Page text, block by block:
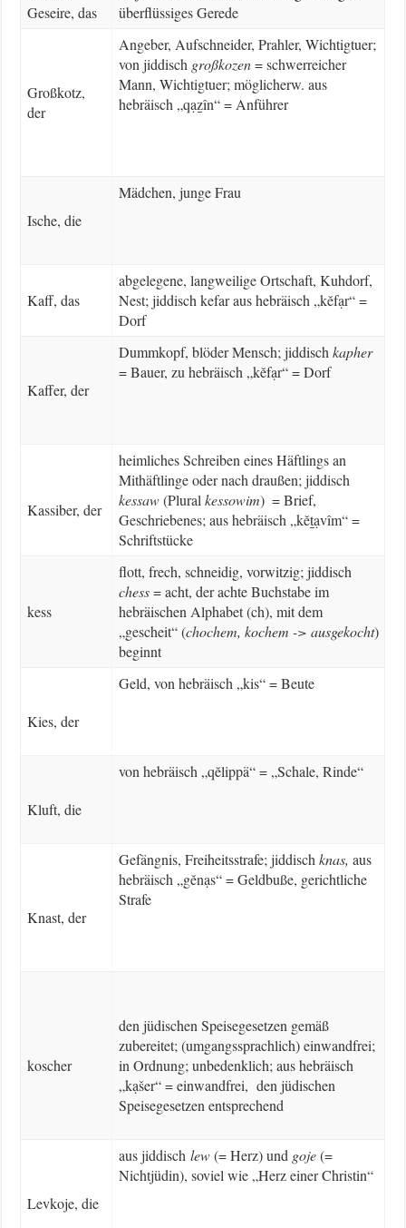
Geseire, das
überflüssiges Gerede
Großkotz,
der
Angeber, Aufschneider, Prahler, Wichtigtuer;
von jiddisch großkozen= schwerreicher
Mann, Wichtigtuer; möglicherw. aus
hebräisch „qạẕîn“ = Anführer
Ische, die
Mädchen, junge Frau
Kaff, das
abgelegene, langweilige Ortschaft, Kuhdorf,
Nest; jiddisch kefar aus hebräisch „kĕfạr“ =
Dorf
Kaffer, der
Dummkopf, blöder Mensch; jiddischkapher
= Bauer, zu hebräisch „kĕfạr“ = Dorf
Kassiber, der
heimliches Schreiben eines Häftlings an
Mithäftlinge oder nach draußen; jiddisch
kessaw(Pluralkessowim) = Brief,
Geschriebenes; aus hebräisch „kĕṯạvîm“ =
Schriftstücke
kess
flott, frech, schneidig, vorwitzig; jiddisch
chess= acht, der achte Buchstabe im
hebräischen Alphabet (ch), mit dem
„gescheit“ (chochem, kochem -> ausgekocht)
beginnt
Kies, der
Geld, von hebräisch „kis“ = Beute
Kluft, die
von hebräisch „qĕlippä“ = „Schale, Rinde“
Knast, der
Gefängnis, Freiheitsstrafe; jiddischknas, aus
hebräisch „gĕnạs“ = Geldbuße, gerichtliche
Strafe
koscher
den jüdischen Speisegesetzen gemäß
zubereitet; (umgangssprachlich) einwandfrei;
in Ordnung; unbedenklich; aus hebräisch
„kạšer“ = einwandfrei, den jüdischen
Speisegesetzen entsprechend
Levkoje, die
aus jiddisch lew(= Herz) und goje(=
Nichtjüdin), soviel wie „Herz einer Christin“